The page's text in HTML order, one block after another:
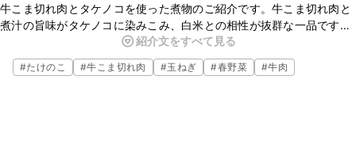
牛こま切れ肉とタケノコを使った煮物のご紹介です。牛こま切れ肉と
煮汁の旨味がタケノコに染みこみ、白米との相性が抜群な一品です。
すぐに食べてもおいしいですが、少し冷ますとさらに味が染みこみま
すよ。簡単に作ることができるので、ぜひ作ってみてくださいね。
紹介文をすべて見る
#たけのこ #牛こま切れ肉 #玉ねぎ #春野菜 #牛肉